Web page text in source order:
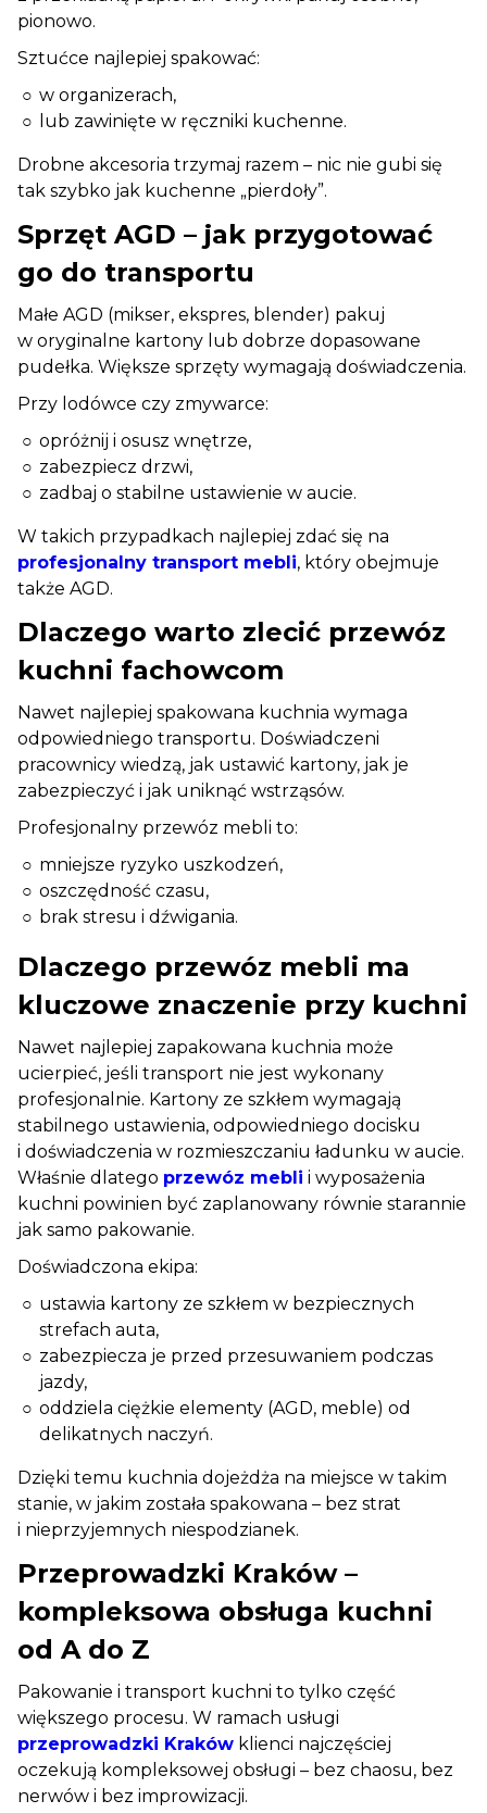
pionowo.
Sztućce najlepiej spakować:
w organizerach,
lub zawinięte w ręczniki kuchenne.
Drobne akcesoria trzymaj razem – nic nie gubi się
tak szybko jak kuchenne „pierdoły”.
Sprzęt AGD – jak przygotować
go do transportu
Małe AGD (mikser, ekspres, blender) pakuj
w oryginalne kartony lub dobrze dopasowane
pudełka. Większe sprzęty wymagają doświadczenia.
Przy lodówce czy zmywarce:
opróżnij i osusz wnętrze,
zabezpiecz drzwi,
zadbaj o stabilne ustawienie w aucie.
W takich przypadkach najlepiej zdać się na
profesjonalny transport mebli, który obejmuje
także AGD.
Dlaczego warto zlecić przewóz
kuchni fachowcom
Nawet najlepiej spakowana kuchnia wymaga
odpowiedniego transportu. Doświadczeni
pracownicy wiedzą, jak ustawić kartony, jak je
zabezpieczyć i jak uniknąć wstrząsów.
Profesjonalny przewóz mebli to:
mniejsze ryzyko uszkodzeń,
oszczędność czasu,
brak stresu i dźwigania.
Dlaczego przewóz mebli ma
kluczowe znaczenie przy kuchni
Nawet najlepiej zapakowana kuchnia może
ucierpieć, jeśli transport nie jest wykonany
profesjonalnie. Kartony ze szkłem wymagają
stabilnego ustawienia, odpowiedniego docisku
i doświadczenia w rozmieszczaniu ładunku w aucie.
Właśnie dlatego przewóz mebli i wyposażenia
kuchni powinien być zaplanowany równie starannie
jak samo pakowanie.
Doświadczona ekipa:
ustawia kartony ze szkłem w bezpiecznych
strefach auta,
zabezpiecza je przed przesuwaniem podczas
jazdy,
oddziela ciężkie elementy (AGD, meble) od
delikatnych naczyń.
Dzięki temu kuchnia dojeżdża na miejsce w takim
stanie, w jakim została spakowana – bez strat
i nieprzyjemnych niespodzianek.
Przeprowadzki Kraków –
kompleksowa obsługa kuchni
od A do Z
Pakowanie i transport kuchni to tylko część
większego procesu. W ramach usługi
przeprowadzki Kraków klienci najczęściej
oczekują kompleksowej obsługi – bez chaosu, bez
nerwów i bez improwizacji.